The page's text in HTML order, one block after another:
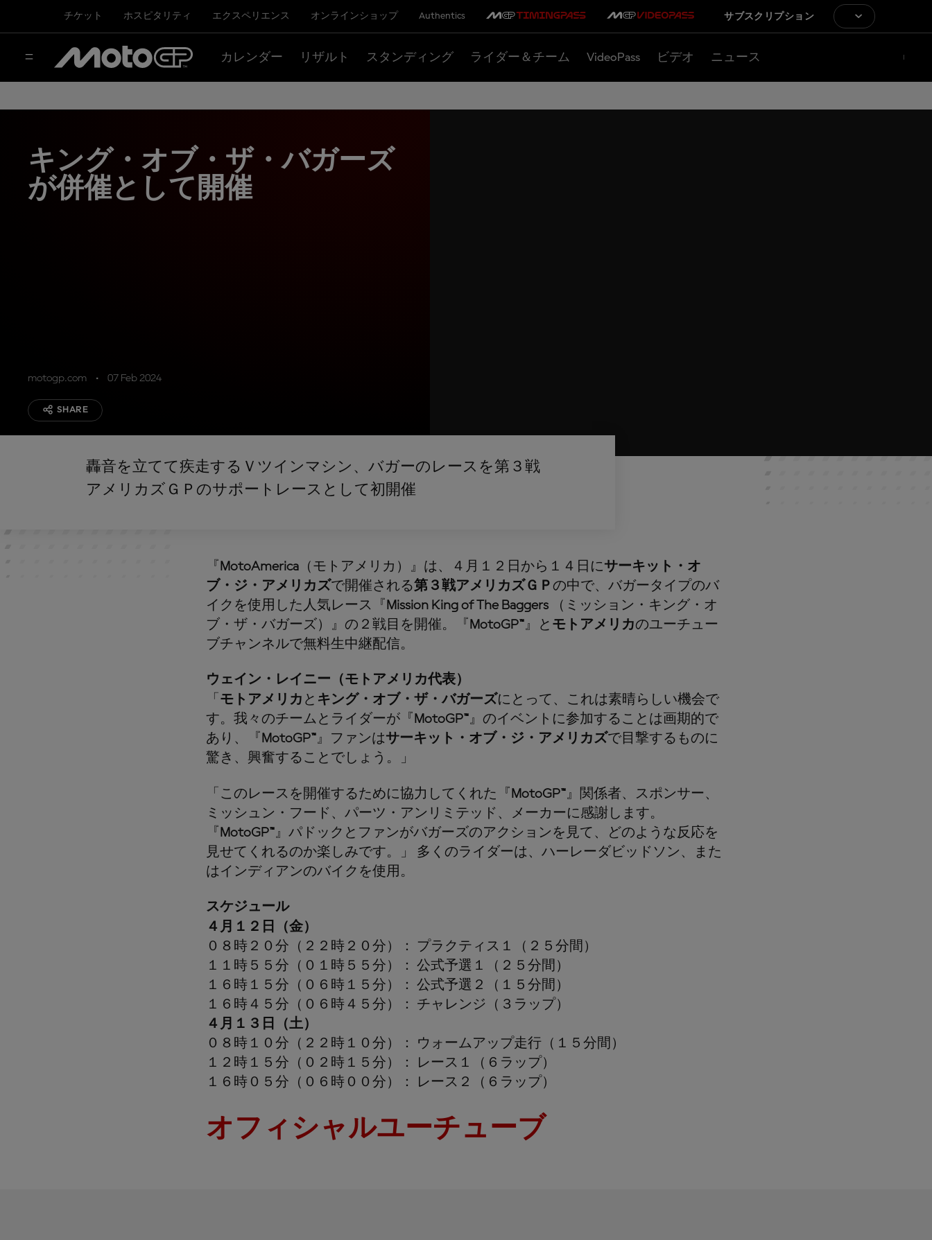
チケット ホスピタリティ エクスペリエンス オンラインショップ Authentics サブスクリプション
カレンダー リザルト スタンディング ライダー＆チーム VideoPass ビデオ ニュース
キング・オブ・ザ・バガーズ
が併催として開催
motogp.com 07 Feb 2024
SHARE
轟音を立てて疾走するＶツインマシン、バガーのレースを第３戦
アメリカズＧＰのサポートレースとして初開催
『 MotoAmerica （モトアメリカ）』は、４月１２日から１４日にサーキット・オ
ブ・ジ・アメリカズで開催される第３戦アメリカズＧＰ の中で、バガータイプのバ
イクを使用した人気レース『 Mission King of The Baggers （ミッション・キング・オ
ブ・ザ・バガーズ）』の２戦目を開催。『 MotoGP™』と モトアメリカのユーチュー
ブチャンネルで無料生中継配信。
ウェイン・レイニー（モトアメリカ代表）
「 モトアメリカ と キング・オブ・ザ・バガーズにとって、これは素晴らしい機会で
す。我々のチームとライダーが『 MotoGP™』のイベントに参加することは画期的で
あり、『 MotoGP™』ファンはサーキット・オブ・ジ・アメリカズで目撃するものに
驚き、興奮することでしょう。」
「このレースを開催するために協力してくれた『 MotoGP™』関係者、スポンサー、
ミッシュン・フード、パーツ・アンリミテッド、メーカーに感謝します。
『 MotoGP™』パドックとファンがバガーズのアクションを見て、どのような反応を
見せてくれるのか楽しみです。」 多くのライダーは、ハーレーダビッドソン、また
はインディアンのバイクを使用。
スケジュール
４月１２日（金）
０８時２０分（２２時２０分）： プラクティス１（２５分間）
１１時５５分（０１時５５分）： 公式予選１（２５分間）
１６時１５分（０６時１５分）： 公式予選２（１５分間）
１６時４５分（０６時４５分）： チャレンジ（３ラップ）
４月１３日（土）
０８時１０分（２２時１０分）： ウォームアップ走行（１５分間）
１２時１５分（０２時１５分）： レース１（６ラップ）
１６時０５分（０６時００分）： レース２（６ラップ）
オフィシャルユーチューブ